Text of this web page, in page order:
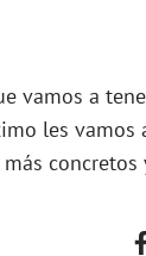
vamos a
les vamos
concretos